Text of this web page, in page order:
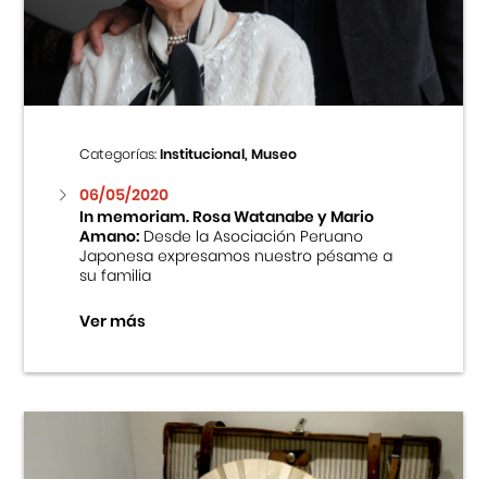
Centro Cultural Peruano Japonés
Cursos
Museo de la Inmigración Japonesa
Fondo Editorial
Teatro Peruano Japonés
Categorías:Institucional, Museo
06/05/2020
In memoriam. Rosa Watanabe y Mario
Amano:Desde la Asociación Peruano
Japonesa expresamos nuestro pésame a
su familia
Ver más